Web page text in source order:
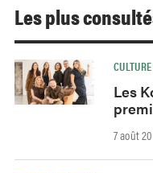
Les plus
CULTURE
Les
7 août